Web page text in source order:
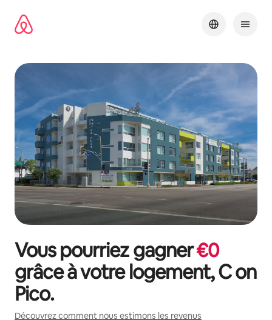
directement
Vous pourriez gagner€0
grâce à votre logement,C on
Pico.
Découvrez comment nous estimons les revenus